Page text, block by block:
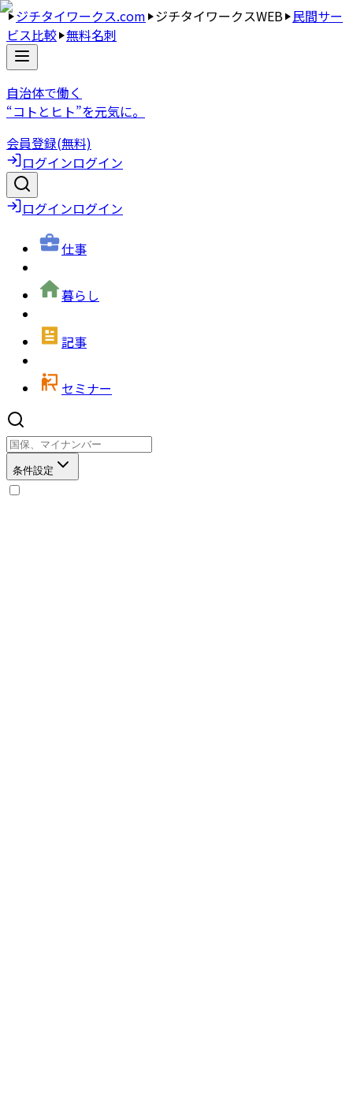
ジチタイワークス.com ジチタイワークスWEB 民間サー
ビス比較 無料名刺
自治体で働く
“コトとヒト”を元気に。
会員登録(無料)
ログインログイン
ログインログイン
仕事
暮らし
記事
セミナー
条件設定